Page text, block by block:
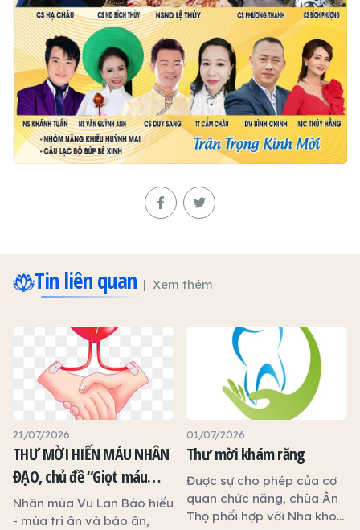
Tin liên quan Xem thêm
21/07/2026
THƯ MỜI HIẾN MÁU NHÂN
ĐẠO, chủ đề “Giọt máu
hiếu thảo - mùa Vu lan”
Nhân mùa Vu Lan Báo hiếu
- mùa tri ân và báo ân,
01/07/2026
Thư mời khám răng
Được sự cho phép của cơ
quan chức năng, chùa Ân
Thọ phối hợp với Nha khoa